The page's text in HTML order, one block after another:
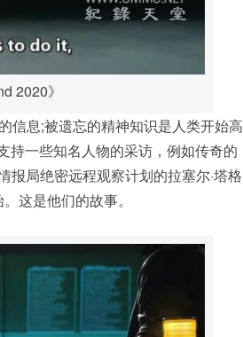
2020》
信息;被遗忘的精神知识是人类开始高
持一些知名人物的采访，例如传奇的
报局绝密远程观察计划的拉塞尔·塔格
这是他们的故事。